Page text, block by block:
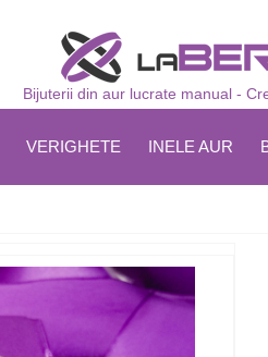
Bijuterii din aur lucrate manual -
VERIGHETE INELE AUR